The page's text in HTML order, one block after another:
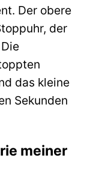
Der obere
der
das kleine
Sekunden
meiner